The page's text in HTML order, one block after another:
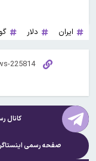
ایران دلار
کانال
صفحه رسمی